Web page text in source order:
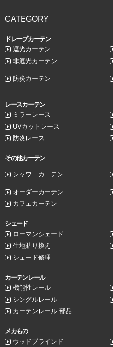
CATEGORY
ドレープカーテン
遮光カーテン
非遮光カーテン
防炎カーテン
レースカーテン
ミラーレース
UVカットレース
防炎レース
その他カーテン
シャワーカーテン
オーダーカーテン
カフェカーテン
シェード
ローマンシェード
生地貼り換え
シェード修理
カーテンレール
機能性レール
シングルレール
カーテンレール 部品
メカもの
ウッドブラインド